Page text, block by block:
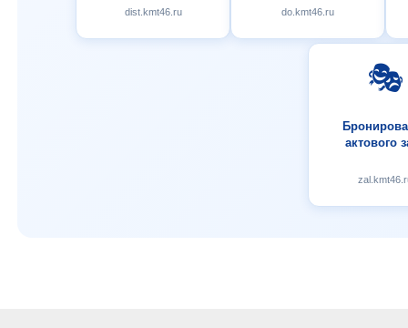
dist.kmt46.ru do.kmt46.ru
🎭
актового